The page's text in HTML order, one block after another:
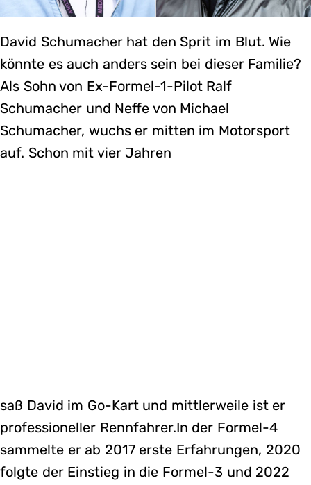
David Schumacher hat den Sprit im Blut. Wie
könnte es auch anders sein bei dieser Familie?
Als Sohn von Ex-Formel-1-Pilot Ralf
Schumacher und Neffe von Michael
Schumacher, wuchs er mitten im Motorsport
auf. Schon mit vier Jahren
saß David im Go-Kart und mittlerweile ist er
professioneller Rennfahrer.In der Formel-4
sammelte er ab 2017 erste Erfahrungen, 2020
folgte der Einstieg in die Formel-3 und 2022